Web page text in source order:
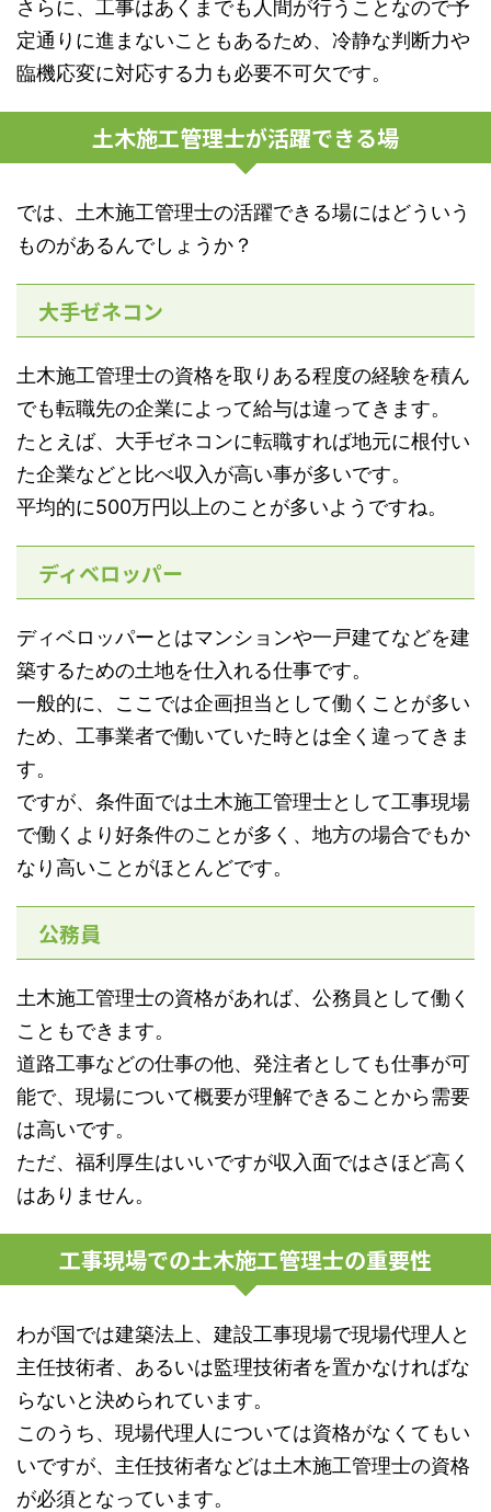
さらに、工事はあくまでも人間が行うことなので予
定通りに進まないこともあるため、冷静な判断力や
臨機応変に対応する力も必要不可欠です。
土木施工管理士が活躍できる場
では、土木施工管理士の活躍できる場にはどういう
ものがあるんでしょうか？
大手ゼネコン
土木施工管理士の資格を取りある程度の経験を積ん
でも転職先の企業によって給与は違ってきます。
たとえば、大手ゼネコンに転職すれば地元に根付い
た企業などと比べ収入が高い事が多いです。
平均的に500万円以上のことが多いようですね。
ディベロッパー
ディベロッパーとはマンションや一戸建てなどを建
築するための土地を仕入れる仕事です。
一般的に、ここでは企画担当として働くことが多い
ため、工事業者で働いていた時とは全く違ってきま
す。
ですが、条件面では土木施工管理士として工事現場
で働くより好条件のことが多く、地方の場合でもか
なり高いことがほとんどです。
公務員
土木施工管理士の資格があれば、公務員として働く
こともできます。
道路工事などの仕事の他、発注者としても仕事が可
能で、現場について概要が理解できることから需要
は高いです。
ただ、福利厚生はいいですが収入面ではさほど高く
はありません。
工事現場での土木施工管理士の重要性
わが国では建築法上、建設工事現場で現場代理人と
主任技術者、あるいは監理技術者を置かなければな
らないと決められています。
このうち、現場代理人については資格がなくてもい
いですが、主任技術者などは土木施工管理士の資格
が必須となっています。